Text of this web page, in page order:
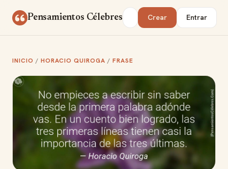
Pensamientos Célebres Buscar Crear Entrar
INICIO / HORACIO QUIROGA / FRASE